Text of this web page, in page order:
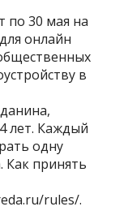
по 30 мая на
онлайн
в
лет. Каждый
одну
Как принять
rules/.